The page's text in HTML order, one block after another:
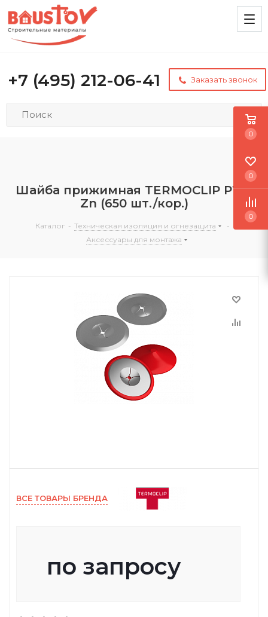
+7 (495) 212-06-41 Заказать звонок
Шайба прижимная TERMOCLIP PW3
Zn (650 шт./кор.)
Каталог - Техническая изоляция и огнезащита
-
Аксессуары для монтажа
ВСЕ ТОВАРЫ БРЕНДА
по запросу
0
0
0